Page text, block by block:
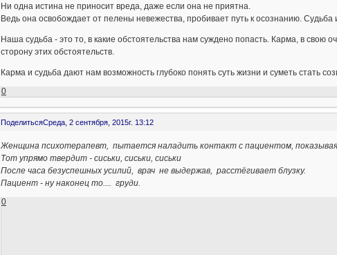
Ни одна истина не приносит вреда, даже если она не приятна.
Ведь она освобождает от пелены невежества, пробивает путь к осознанию.
Наша судьба - это то, в какие обстоятельства нам суждено попасть. Карма, в свою
сторону этих обстоятельств.
Карма и судьба дают нам возможность глубоко понять суть жизни и суметь стать
0
ПоделитьсяСреда, 2 сентября, 2015г. 13:12
Женщина психотерапевт, пытается наладить контакт с пациентом,
Тот упрямо твердит - сиськи, сиськи, сиськи
После часа безуспешных усилий, врач не выдержав, расстёгивает блузку.
Пациент - ну наконец то.... груди.
0